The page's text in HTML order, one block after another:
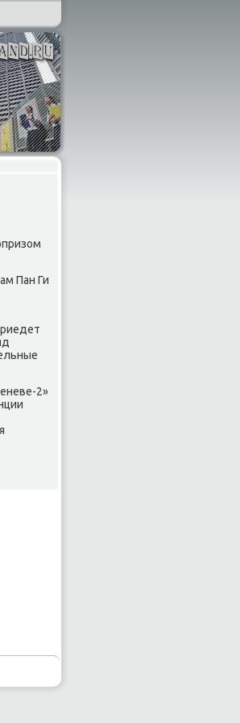
Пан Ги
2»